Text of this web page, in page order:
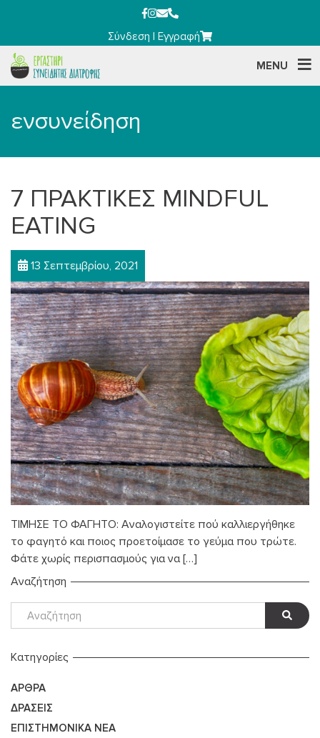
Σύνδεση |Εγγραφή
MENU
ενσυνείδηση
7 ΠΡΑΚΤΙΚΕΣ MINDFUL
EATING
13 Σεπτεμβρίου, 2021
ΤΙΜΗΣΕ ΤΟ ΦΑΓΗΤΟ: Αναλογιστείτε πού καλλιεργήθηκε
το φαγητό και ποιος προετοίμασε το γεύμα που τρώτε.
Φάτε χωρίς περισπασμούς για να […]
Αναζήτηση
Kατηγορίες
ΆΡΘΡΑ
ΔΡΆΣΕΙΣ
ΕΠΙΣΤΗΜΟΝΙΚΆ ΝΈΑ